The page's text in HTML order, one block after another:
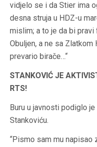
vidjelo se i da Stier ima
desna struja u HDZ-u
mislim; a to je da bi
Obuljen, a ne sa
prevario birače…“
STANKOVIĆ JE
RTS!
Buru u javnosti podiglo
Stankoviću.
“Pismo sam mu napisao